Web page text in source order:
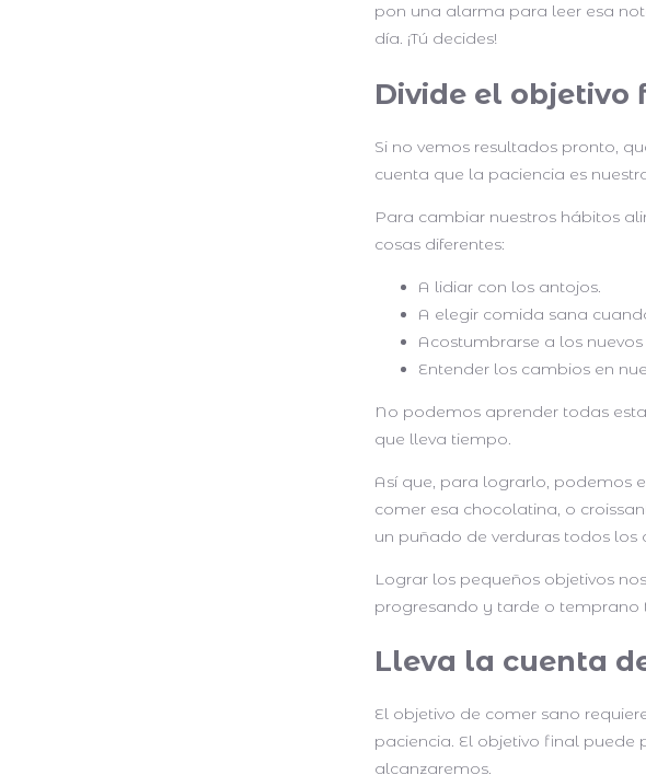
pon una alarma para leer esa
día. ¡Tú decides!
Divide el objetivo
Si no vemos resultados pronto,
cuenta que la paciencia es
Para cambiar nuestros hábitos
cosas diferentes:
A lidiar con los antojos.
A elegir comida sana
Acostumbrarse a los
Entender los cambios en
No podemos aprender todas
que lleva tiempo.
Así que, para lograrlo, podemos
comer esa chocolatina, o
un puñado de verduras todos los
Lograr los pequeños objetivos
progresando y tarde o temprano
Lleva la cuenta
El objetivo de comer sano
paciencia. El objetivo final puede
alcanzaremos.